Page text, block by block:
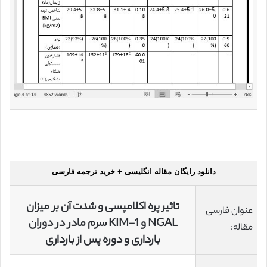
دانلود رایگان مقاله انگلیسی + خرید ترجمه فارسی
عنوان فارسی
مقاله:
تاثیر پره اکلامپسی و شدت آن بر میزان
NGAL و KIM-1 سرم مادر در دوران
بارداری و دوره پس از بارداری